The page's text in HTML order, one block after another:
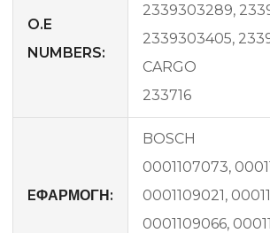
O.E
NUMBERS:
2339303289,
2339303405,
CARGO
233716
EΦΑΡΜΟΓΗ:
BOSCH
0001107073,
0001109021,
0001109066,